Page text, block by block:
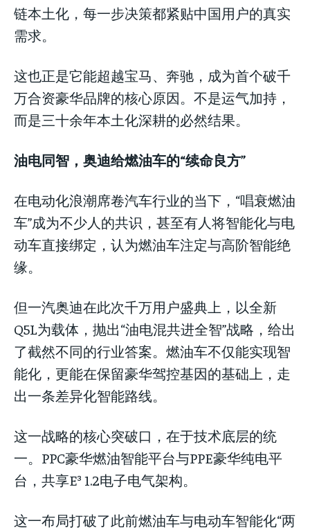
链本土化，每一步决策都紧贴中国用户的真实
需求。
这也正是它能超越宝马、奔驰，成为首个破千
万合资豪华品牌的核心原因。不是运气加持，
而是三十余年本土化深耕的必然结果。
油电同智，奥迪给燃油车的“续命良方”
在电动化浪潮席卷汽车行业的当下，“唱衰燃油
车”成为不少人的共识，甚至有人将智能化与电
动车直接绑定，认为燃油车注定与高阶智能绝
缘。
但一汽奥迪在此次千万用户盛典上，以全新
Q5L为载体，抛出“油电混共进全智”战略，给出
了截然不同的行业答案。燃油车不仅能实现智
能化，更能在保留豪华驾控基因的基础上，走
出一条差异化智能路线。
这一战略的核心突破口，在于技术底层的统
一。PPC豪华燃油智能平台与PPE豪华纯电平
台，共享E³ 1.2电子电气架构。
这一布局打破了此前燃油车与电动车智能化“两